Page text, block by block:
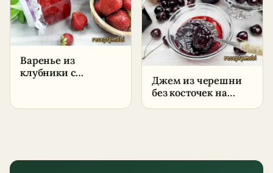
Варенье из
клубники с
рецепт
Джем из черешни
без косточек на